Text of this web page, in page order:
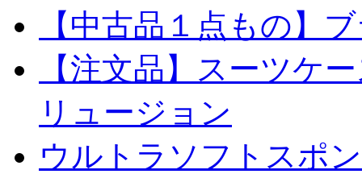
【中古品１点もの】
【注文品】スーツケ
リュージョン
ウルトラソフトスポ